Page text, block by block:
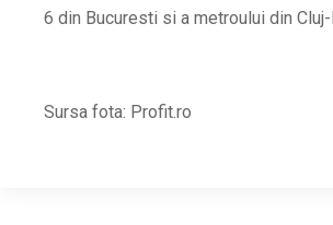
6 din Bucuresti si a metroului din Cluj-
Sursa fota: Profit.ro